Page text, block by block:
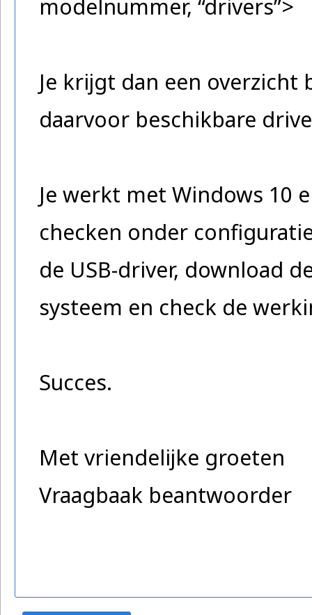
modelnummer, “drivers”>
Je krijgt dan een
daarvoor beschikbare
Je werkt met Windows 10
checken onder
de USB-driver, download
systeem en check de
Succes.
Met vriendelijke groeten
Vraagbaak beantwoorder